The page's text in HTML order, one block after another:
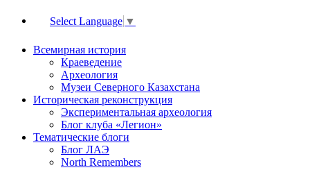
Select Language ▼
Всемирная история
Краеведение
Археология
Музеи Северного Казахстана
Историческая реконструкция
Экспериментальная археология
Блог клуба «Легион»
Тематические блоги
Блог ЛАЭ
North Remembers